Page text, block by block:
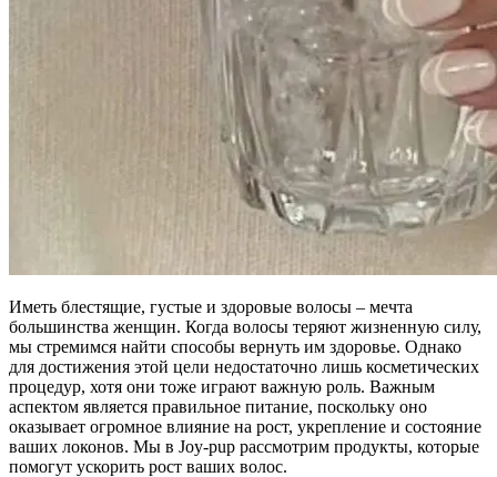
Иметь блестящие, густые и здоровые волосы – мечта
большинства женщин. Когда волосы теряют жизненную силу,
мы стремимся найти способы вернуть им здоровье. Однако
для достижения этой цели недостаточно лишь косметических
процедур, хотя они тоже играют важную роль. Важным
аспектом является правильное питание, поскольку оно
оказывает огромное влияние на рост, укрепление и состояние
ваших локонов. Мы в Joy-pup рассмотрим продукты, которые
помогут ускорить рост ваших волос.